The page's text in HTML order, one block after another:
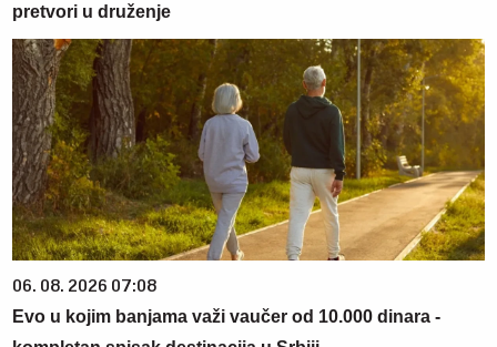
pretvori u druženje
06. 08. 2026 07:08
Evo u kojim banjama važi vaučer od 10.000 dinara -